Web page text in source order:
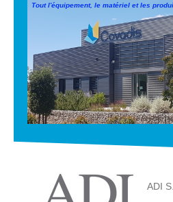
Tout l'équipement, le matériel et les
ADI